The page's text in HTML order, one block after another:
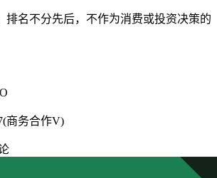
排名不分先后，不作为消费或投资决策的
商务合作V)